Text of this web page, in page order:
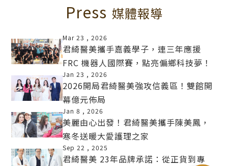
Press 媒體報導
Mar 23 , 2026
君綺醫美攜手嘉義學子，連三年應援
FRC 機器人國際賽，點亮偏鄉科技夢！
MORE
Jan 23 , 2026
2026開局君綺醫美強攻信義區！雙館開
幕億元佈局
MORE
Jan 8 , 2026
美麗由心出發！君綺醫美攜手陳美鳳，
寒冬送暖大愛護理之家
MORE
Sep 22 , 2025
君綺醫美 23年品牌承諾：從正貨到專